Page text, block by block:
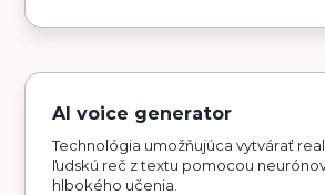
AI voice generator
Technológia umožňujúca vytvárať
ľudskú reč z textu pomocou
hlbokého učenia.